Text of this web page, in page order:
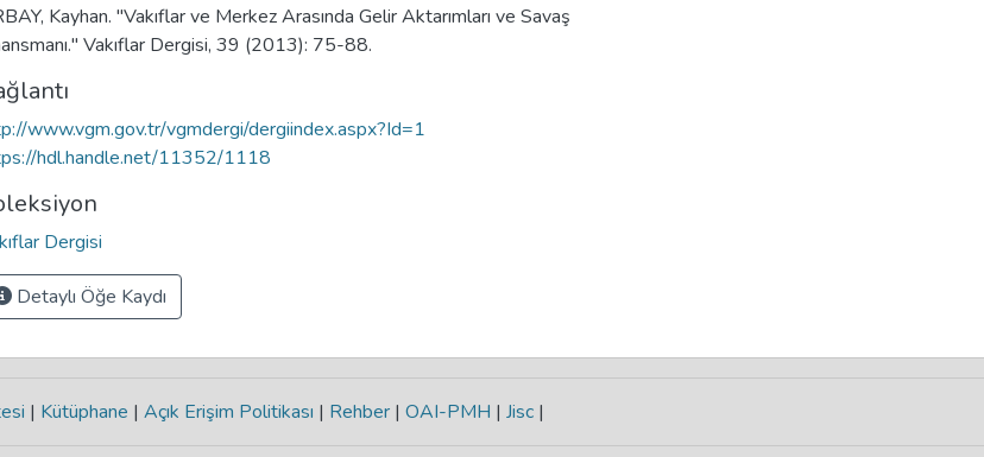
Kayhan. "Vakıflar ve Merkez Arasında Gelir Aktarımları ve Savaş
Vakıflar Dergisi, 39 (2013): 75-88.
www.vgm.gov.tr/vgmdergi/dergiindex.aspx?Id=1
hdl.handle.net/11352/1118
Dergisi
Detaylı Öğe Kaydı
| Kütüphane | Açık Erişim Politikası | Rehber | OAI-PMH | Jisc |